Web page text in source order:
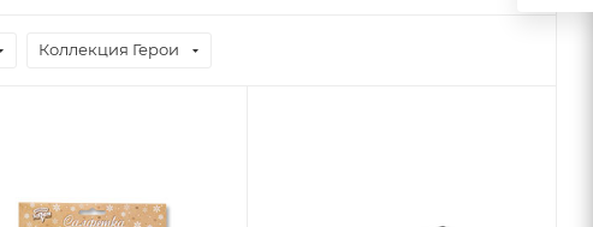
Коллекция Герои